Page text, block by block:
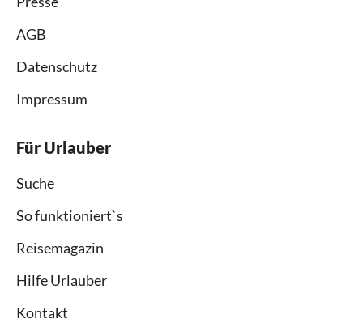
AGB
Datenschutz
Impressum
Für Urlauber
Suche
So funktioniert`s
Reisemagazin
Hilfe Urlauber
Kontakt